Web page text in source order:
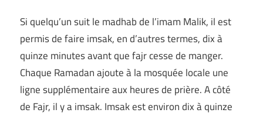
Si quelqu’un suit le madhab de l’imam Malik, il est
permis de faire imsak, en d’autres termes, dix à
quinze minutes avant que fajr cesse de manger.
Chaque Ramadan ajoute à la mosquée locale une
ligne supplémentaire aux heures de prière. A côté
de Fajr, il y a imsak. Imsak est environ dix à quinze